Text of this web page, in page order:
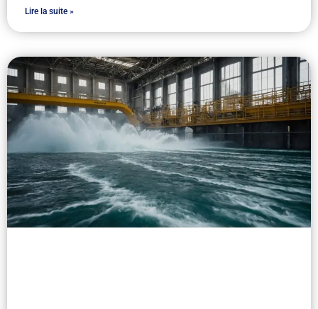
Lire la suite »